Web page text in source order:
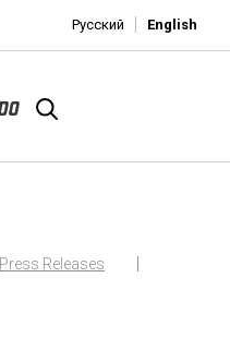
Русский English
Press Releases